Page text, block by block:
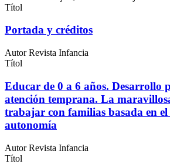
Títol
Portada y créditos
Autor Revista Infancia
Títol
Educar de 0 a 6 años. Desarrollo
atención temprana. La
trabajar con familias basada en el
autonomía
Autor Revista Infancia
Títol